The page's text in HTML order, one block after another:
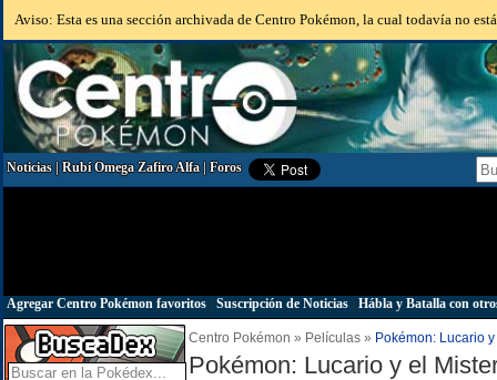
Aviso: Esta es una sección archivada de Centro Pokémon, la cual todavía no
Noticias|Rubí Omega Zafiro Alfa|Foros
Agregar Centro Pokémon favoritos Suscripción de Noticias Hábla y Batalla con
Centro Pokémon » Películas » Pokémon: Lucario
Pokémon: Lucario y el